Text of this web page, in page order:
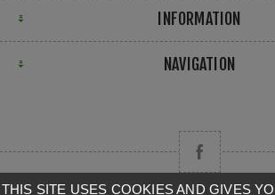
INFORMATION
NAVIGATION
THIS SITE USES COOKIES AND GIVES